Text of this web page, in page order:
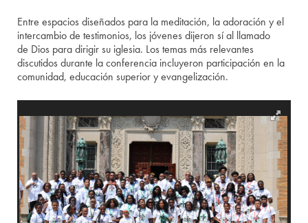
Entre espacios diseñados para la meditación, la adoración y el
intercambio de testimonios, los jóvenes dijeron sí al llamado
de Dios para dirigir su iglesia. Los temas más relevantes
discutidos durante la conferencia incluyeron participación en la
comunidad, educación superior y evangelización.